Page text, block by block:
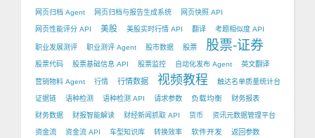
网页归档 Agent 网页归档与报告生成系统 网页快照 API
网页性能评分 API 美股 美股实时行情 API 翻译 考题相似度 API
职业发展测评 职业测评 Agent 股市数据 股票 股票-证券
股票代码 股票基础信息 API 股票监控 自动化发布 Agent 英文翻译
营销物料 Agent 行情 行情数据 视频教程 触达名单质量统计台
证据链 语种检测 语种检测 API 请求参数 负载均衡 财务报表
财务数据 财报智能解读 财经新闻抓取 API 货币 资讯元数据管理平台
资金流 资金流 API 车型知识库 转换效率 软件开发 返回参数